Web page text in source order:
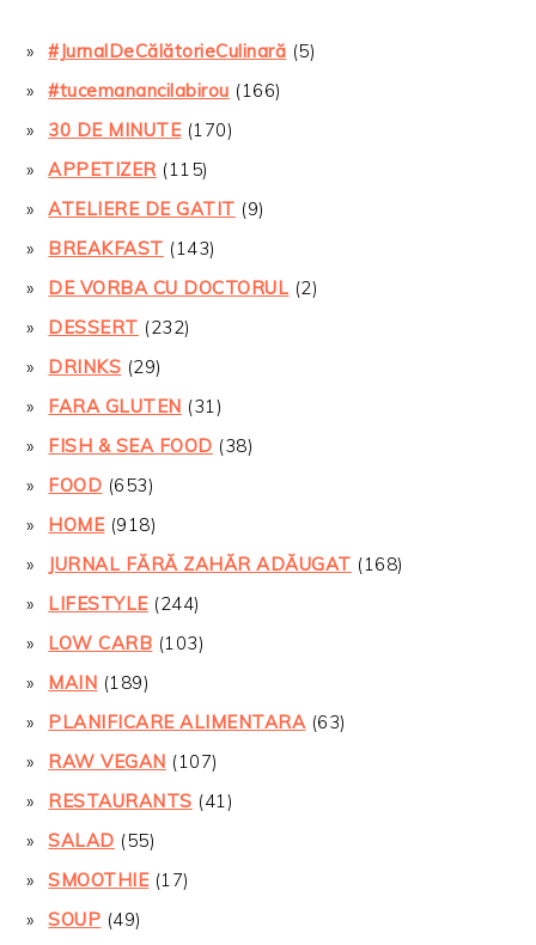
#JurnalDeCălătorieCulinară (5)
#tucemanancilabirou (166)
30 DE MINUTE(170)
APPETIZER(115)
ATELIERE DE GATIT (9)
BREAKFAST (143)
DE VORBA CU DOCTORUL (2)
DESSERT (232)
DRINKS (29)
FARA GLUTEN (31)
FISH & SEA FOOD (38)
FOOD (653)
HOME(918)
JURNAL FĂRĂ ZAHĂR ADĂUGAT (168)
LIFESTYLE(244)
LOW CARB (103)
MAIN (189)
PLANIFICARE ALIMENTARA(63)
RAW VEGAN (107)
RESTAURANTS (41)
SALAD (55)
SMOOTHIE(17)
SOUP (49)